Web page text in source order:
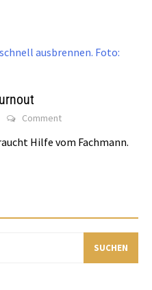
Comment
Hilfe vom Fachmann.